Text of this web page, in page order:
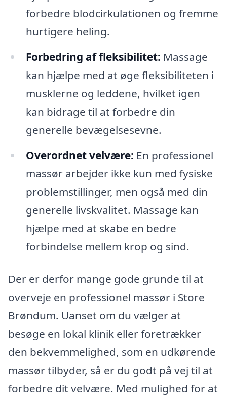
forbedre blodcirkulationen og fremme
hurtigere heling.
Forbedring af fleksibilitet: Massage
kan hjælpe med at øge fleksibiliteten i
musklerne og leddene, hvilket igen
kan bidrage til at forbedre din
generelle bevægelsesevne.
Overordnet velvære: En professionel
massør arbejder ikke kun med fysiske
problemstillinger, men også med din
generelle livskvalitet. Massage kan
hjælpe med at skabe en bedre
forbindelse mellem krop og sind.
Der er derfor mange gode grunde til at
overveje en professionel massør i Store
Brøndum. Uanset om du vælger at
besøge en lokal klinik eller foretrækker
den bekvemmelighed, som en udkørende
massør tilbyder, så er du godt på vej til at
forbedre dit velvære. Med mulighed for at